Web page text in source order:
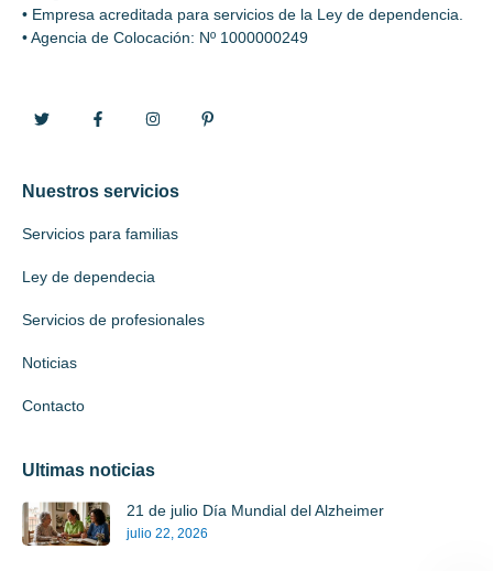
• Empresa acreditada para servicios de la Ley de dependencia.
• Agencia de Colocación: Nº 1000000249
Nuestros servicios
Servicios para familias
Ley de dependecia
Servicios de profesionales
Noticias
Contacto
Ultimas noticias
21 de julio Día Mundial del Alzheimer
julio 22, 2026